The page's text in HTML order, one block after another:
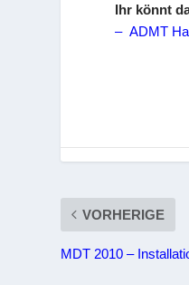
Ihr könnt
– ADMT
VORHERIGE
MDT 2010 –